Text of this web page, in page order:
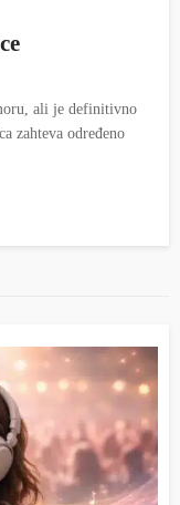
ali je definitivno
zahteva određeno